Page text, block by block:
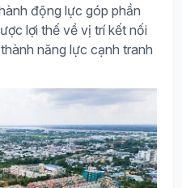
động lực góp phần
lợi thế về vị trí kết nối
năng lực cạnh tranh